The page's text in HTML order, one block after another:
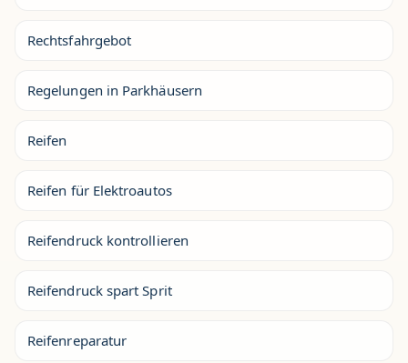
Rechtsfahrgebot
Regelungen in Parkhäusern
Reifen
Reifen für Elektroautos
Reifendruck kontrollieren
Reifendruck spart Sprit
Reifenreparatur